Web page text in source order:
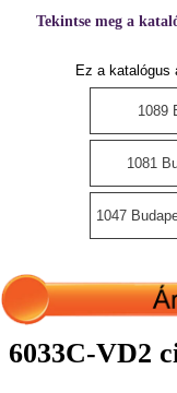
Tekintse meg a
Ez a katalógus
1089
1081
1047
6033C-VD2